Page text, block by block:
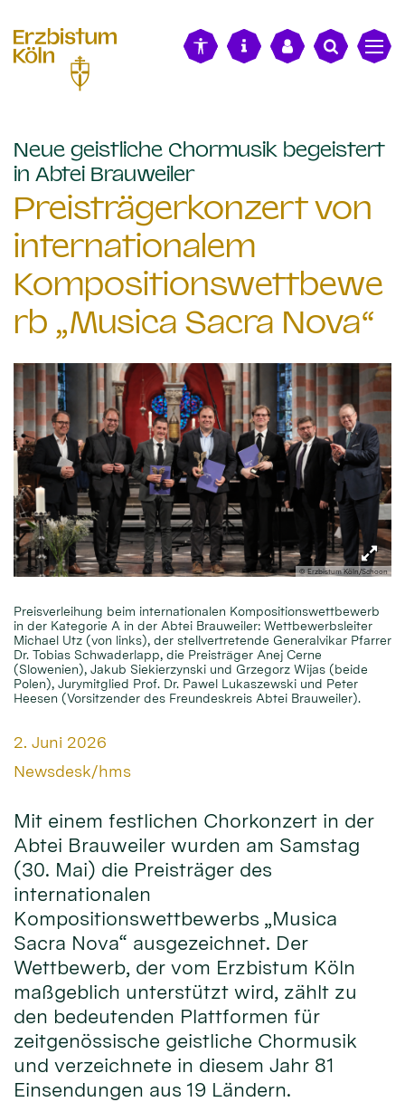
Neue geistliche Chormusik begeistert
in Abtei Brauweiler:
Preisträgerkonzert von
internationalem
Kompositionswettbewe
rb „Musica Sacra Nova“
© Erzbistum Köln/Schoon
Preisverleihung beim internationalen Kompositionswettbewerb
in der Kategorie A in der Abtei Brauweiler: Wettbewerbsleiter
Michael Utz (von links), der stellvertretende Generalvikar Pfarrer
Dr. Tobias Schwaderlapp, die Preisträger Anej Cerne
(Slowenien), Jakub Siekierzynski und Grzegorz Wijas (beide
Polen), Jurymitglied Prof. Dr. Pawel Lukaszewski und Peter
Heesen (Vorsitzender des Freundeskreis Abtei Brauweiler).
Datum:
2. Juni 2026
Von:
Newsdesk/hms
Mit einem festlichen Chorkonzert in der
Abtei Brauweiler wurden am Samstag
(30. Mai) die Preisträger des
internationalen
Kompositionswettbewerbs „Musica
Sacra Nova“ ausgezeichnet. Der
Wettbewerb, der vom Erzbistum Köln
maßgeblich unterstützt wird, zählt zu
den bedeutenden Plattformen für
zeitgenössische geistliche Chormusik
und verzeichnete in diesem Jahr 81
Einsendungen aus 19 Ländern.